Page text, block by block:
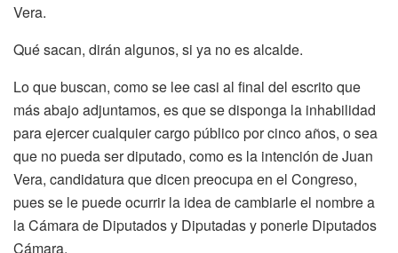
Vera.
Qué sacan, dirán algunos, si ya no es alcalde.
Lo que buscan, como se lee casi al final del escrito que
más abajo adjuntamos, es que se disponga la inhabilidad
para ejercer cualquier cargo público por cinco años, o sea
que no pueda ser diputado, como es la intención de Juan
Vera, candidatura que dicen preocupa en el Congreso,
pues se le puede ocurrir la idea de cambiarle el nombre a
la Cámara de Diputados y Diputadas y ponerle Diputados
Cámara.